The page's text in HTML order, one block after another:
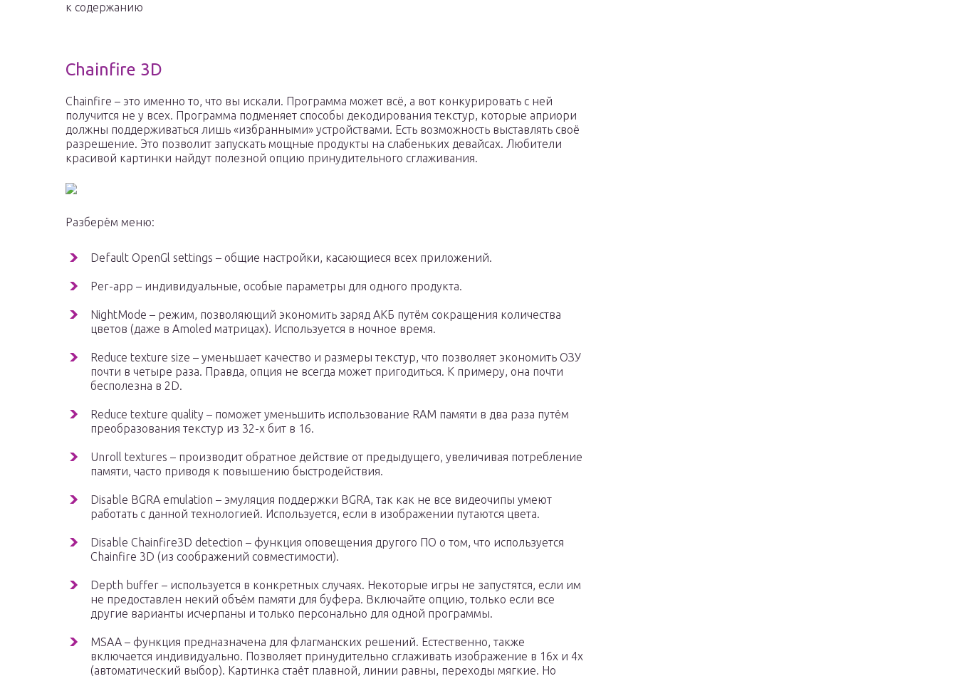
к содержанию
Chainfire 3D
Chainfire – это именно то, что вы искали. Программа может всё, а вот конкурировать с ней
получится не у всех. Программа подменяет способы декодирования текстур, которые априори
должны поддерживаться лишь «избранными» устройствами. Есть возможность выставлять своё
разрешение. Это позволит запускать мощные продукты на слабеньких девайсах. Любители
красивой картинки найдут полезной опцию принудительного сглаживания.
Разберём меню:
Default OpenGl settings – общие настройки, касающиеся всех приложений.
Per-app – индивидуальные, особые параметры для одного продукта.
NightMode – режим, позволяющий экономить заряд АКБ путём сокращения количества
цветов (даже в Amoled матрицах). Используется в ночное время.
Reduce texture size – уменьшает качество и размеры текстур, что позволяет экономить ОЗУ
почти в четыре раза. Правда, опция не всегда может пригодиться. К примеру, она почти
бесполезна в 2D.
Reduce texture quality – поможет уменьшить использование RAM памяти в два раза путём
преобразования текстур из 32-х бит в 16.
Unroll textures – производит обратное действие от предыдущего, увеличивая потребление
памяти, часто приводя к повышению быстродействия.
Disable BGRA emulation – эмуляция поддержки BGRA, так как не все видеочипы умеют
работать с данной технологией. Используется, если в изображении путаются цвета.
Disable Chainfire3D detection – функция оповещения другого ПО о том, что используется
Chainfire 3D (из соображений совместимости).
Depth buffer – используется в конкретных случаях. Некоторые игры не запустятся, если им
не предоставлен некий объём памяти для буфера. Включайте опцию, только если все
другие варианты исчерпаны и только персонально для одной программы.
MSAA – функция предназначена для флагманских решений. Естественно, также
включается индивидуально. Позволяет принудительно сглаживать изображение в 16х и 4х
(автоматический выбор). Картинка стаёт плавной, линии равны, переходы мягкие. Но